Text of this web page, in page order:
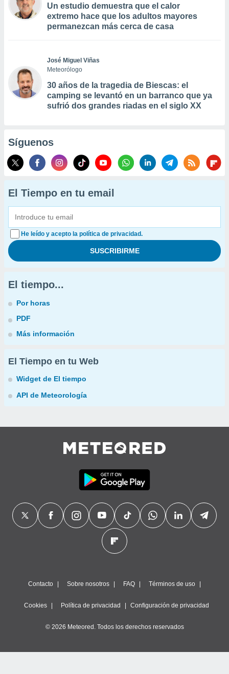
Un estudio demuestra que el calor
extremo hace que los adultos mayores
permanezcan más cerca de casa
José Miguel Viñas
Meteorólogo
30 años de la tragedia de Biescas: el
camping se levantó en un barranco que ya
sufrió dos grandes riadas en el siglo XX
Síguenos
El Tiempo en tu email
He leído y acepto la política de privacidad.
El tiempo...
Por horas
PDF
Más información
El Tiempo en tu Web
Widget de El tiempo
API de Meteorología
Contacto Sobre nosotros FAQ Términos de uso
Cookies Política de privacidad Configuración de privacidad
© 2026 Meteored. Todos los derechos reservados